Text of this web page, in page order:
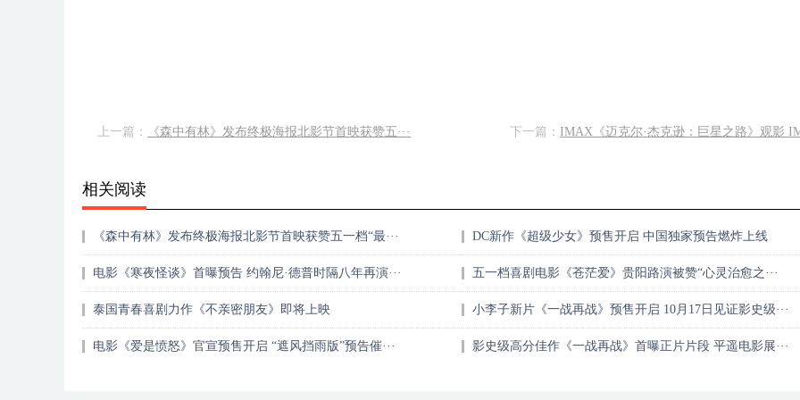
上一篇： 《森中有林》发布终极海报北影节首映获赞五··· 下一篇： IMAX《迈克尔·杰克逊：巨星之路》观影
相关阅读
《森中有林》发布终极海报北影节首映获赞五一档“最··· DC新作《超级少女》预售开启 中国独家预告燃炸上线
电影《寒夜怪谈》首曝预告 约翰尼·德普时隔八年再演··· 五一档喜剧电影《苍茫爱》贵阳路演被赞“心灵治愈之···
泰国青春喜剧力作《不亲密朋友》即将上映 小李子新片《一战再战》预售开启 10月17日见证影史级···
电影《爱是愤怒》官宣预售开启 “遮风挡雨版”预告催··· 影史级高分佳作《一战再战》首曝正片片段 平遥电影展···